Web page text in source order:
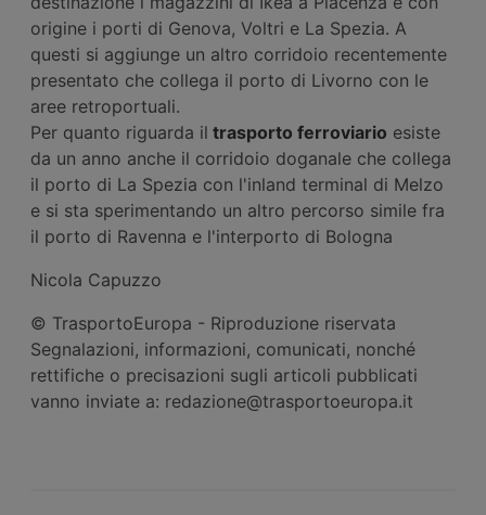
origine i porti di Genova, Voltri e La Spezia. A
questi si aggiunge un altro corridoio recentemente
presentato che collega il porto di Livorno con le
aree retroportuali.
Per quanto riguarda il trasporto ferroviario esiste
da un anno anche il corridoio doganale che collega
il porto di La Spezia con l'inland terminal di Melzo
e si sta sperimentando un altro percorso simile fra
il porto di Ravenna e l'interporto di Bologna
Nicola Capuzzo
© TrasportoEuropa - Riproduzione riservata
Segnalazioni, informazioni, comunicati, nonché
rettifiche o precisazioni sugli articoli pubblicati
vanno inviate a: redazione@trasportoeuropa.it